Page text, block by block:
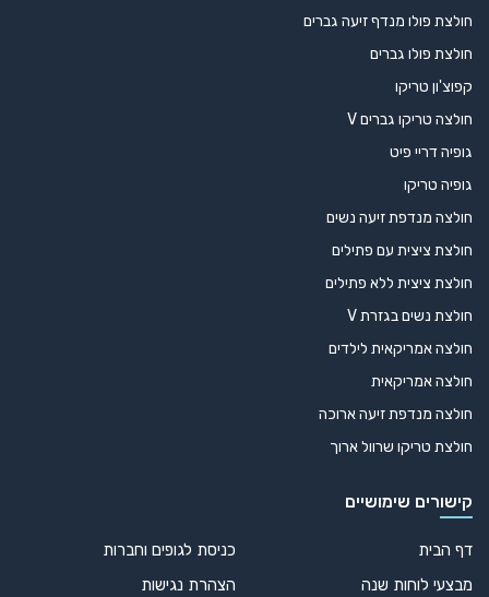
חולצת פולו מנדף זיעה גברים
חולצת פולו גברים
קפוצ'ון טריקו
חולצה טריקו גברים V
גופיה דריי פיט
גופיה טריקו
חולצה מנדפת זיעה נשים
חולצת ציצית עם פתילים
חולצת ציצית ללא פתילים
חולצת נשים בגזרת V
חולצה אמריקאית לילדים
חולצה אמריקאית
חולצה מנדפת זיעה ארוכה
חולצת טריקו שרוול ארוך
קישורים שימושיים
דף הבית
מבצעי לוחות שנה
כניסת לגופים וחברות
הצהרת נגישות